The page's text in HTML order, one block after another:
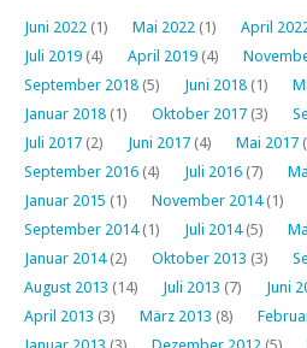
Juni 2022 (1) Mai 2022 (1) April
Juli 2019 (4) April 2019 (4)
September 2018 (5) Juni 2018 (1)
Januar 2018 (1) Oktober 2017 (3)
Juli 2017 (2) Juni 2017 (4) Mai 2017
September 2016 (4) Juli 2016 (7)
Januar 2015 (1) November 2014(1)
September 2014(1) Juli 2014(5)
Januar 2014(2) Oktober 2013 (3)
August 2013 (14) Juli 2013 (7) Juni
April 2013 (3) März 2013 (8)